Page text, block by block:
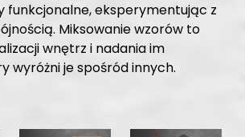
funkcjonalne, eksperymentując z
Miksowanie wzorów to
wnętrz i nadania im
wyróżni je spośród innych.